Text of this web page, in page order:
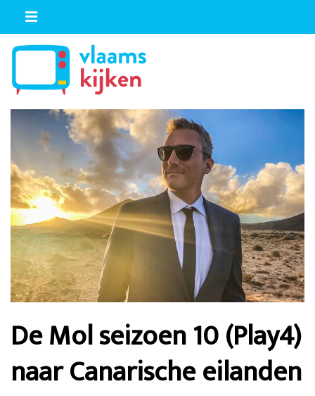
De Mol seizoen 10 (Play4)
naar Canarische eilanden